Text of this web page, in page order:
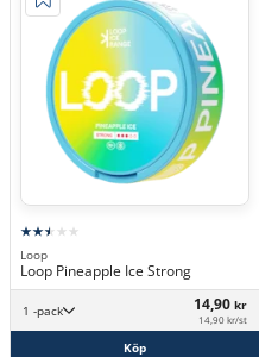
Loop
Loop Pineapple Ice Strong
1 -pack 14,90 kr
14,90 kr/st
Köp